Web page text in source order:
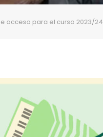
acceso para el curso 2023/24